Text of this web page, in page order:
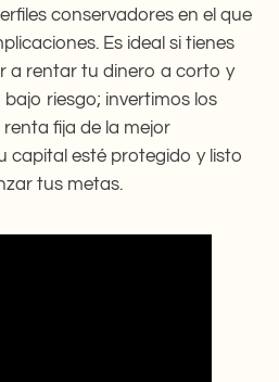
conservadores en el que
Es ideal si tienes
a rentar tu dinero a corto y
riesgo; invertimos los
fija de la mejor
capital esté protegido y listo
tus metas.